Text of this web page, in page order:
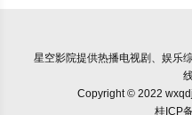
星空影院提供热播电视剧、娱乐
Copyright © 2022
桂ICP